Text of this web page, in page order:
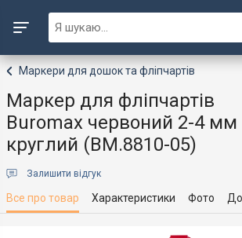
Маркери для дошок та фліпчартів
Маркер для фліпчартів
Buromax червоний 2-4 мм
круглий (BM.8810-05)
Залишити відгук
Все про товар Характеристики Фото